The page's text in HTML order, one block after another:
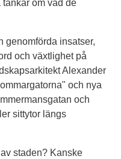
om vad de
genomförda insatser,
och växtlighet på
Alexander
och nya
och
sittytor längs
staden? Kanske